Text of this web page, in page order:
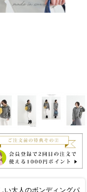
い大人のボンディングパ